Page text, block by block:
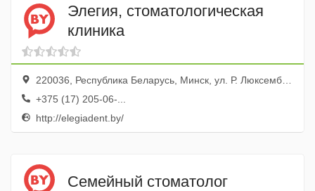
Элегия, стоматологическая
клиника
220036, Республика Беларусь, Минск, ул. Р. Люксембург, 143
+375 (17) 205-06-...
http://elegiadent.by/
Семейный стоматолог